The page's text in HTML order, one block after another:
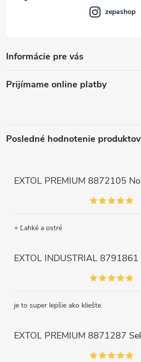
Informácie pre vás
zepashop
Prijímame online platby
Posledné hodnotenie produktov
+ Ľahké a ostré
je to super lepšie ako kliešte.